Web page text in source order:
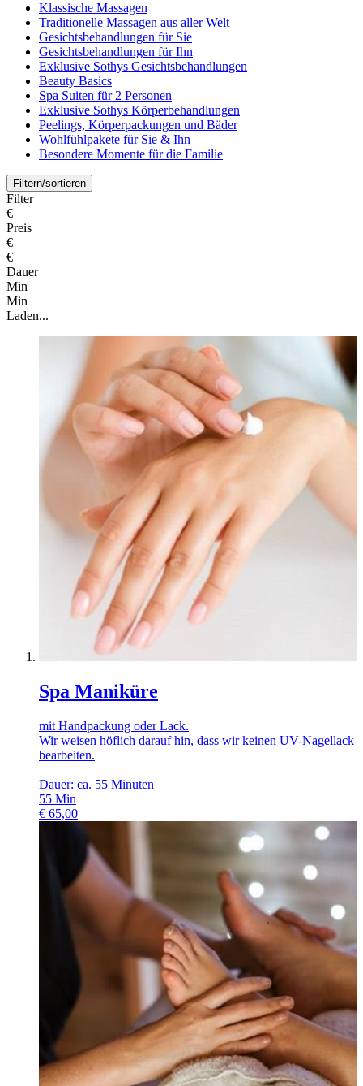
Klassische Massagen
Traditionelle Massagen aus aller Welt
Gesichtsbehandlungen für Sie
Gesichtsbehandlungen für Ihn
Exklusive Sothys Gesichtsbehandlungen
Beauty Basics
Spa Suiten für 2 Personen
Exklusive Sothys Körperbehandlungen
Peelings, Körperpackungen und Bäder
Wohlfühlpakete für Sie & Ihn
Besondere Momente für die Familie
Filtern/sortieren
Filter
€
Preis
€
€
Dauer
Min
Min
Laden...
Spa Maniküre
mit Handpackung oder Lack.
Wir weisen höflich darauf hin, dass wir keinen UV-Nagellack
bearbeiten.
Dauer: ca. 55 Minuten
55 Min
€ 65,00